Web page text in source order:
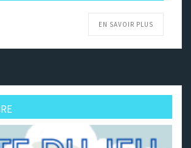
EN SAVOIR PLUS